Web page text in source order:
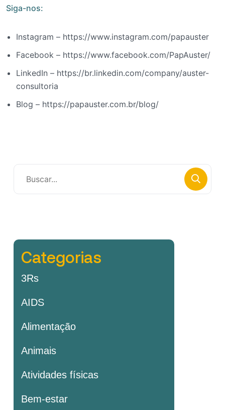
Siga-nos:
Instagram – https://www.instagram.com/papauster
Facebook – https://www.facebook.com/PapAuster/
LinkedIn – https://br.linkedin.com/company/auster-
consultoria
Blog – https://papauster.com.br/blog/
Categorias
3Rs
AIDS
Alimentação
Animais
Atividades físicas
Bem-estar